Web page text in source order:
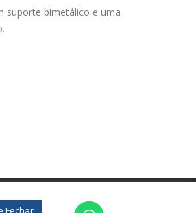
suporte bimetálico e uma
Fechar